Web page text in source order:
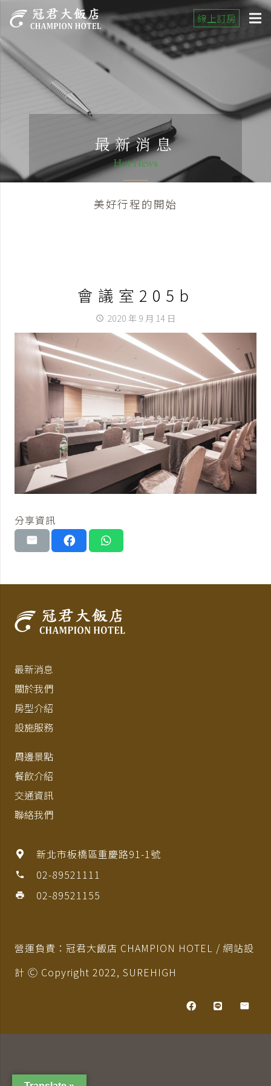
線上訂房
最新消息
Hot News
美好行程的開始
會議室205b
access_time 2020 年 9 月 14 日
分享資訊
最新消息
關於我們
房型介紹
設施服務
周邊景點
餐飲介紹
交通資訊
聯絡我們
新北市板橋區重慶路91-1號
phone 02-89521111
print 02-89521155
營運負責：冠君大飯店 CHAMPION HOTEL / 網站設
計 Ⓒ Copyright 2022, SUREHIGH